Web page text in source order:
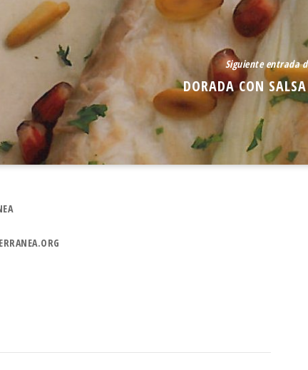
Siguiente entrada
DORADA CON